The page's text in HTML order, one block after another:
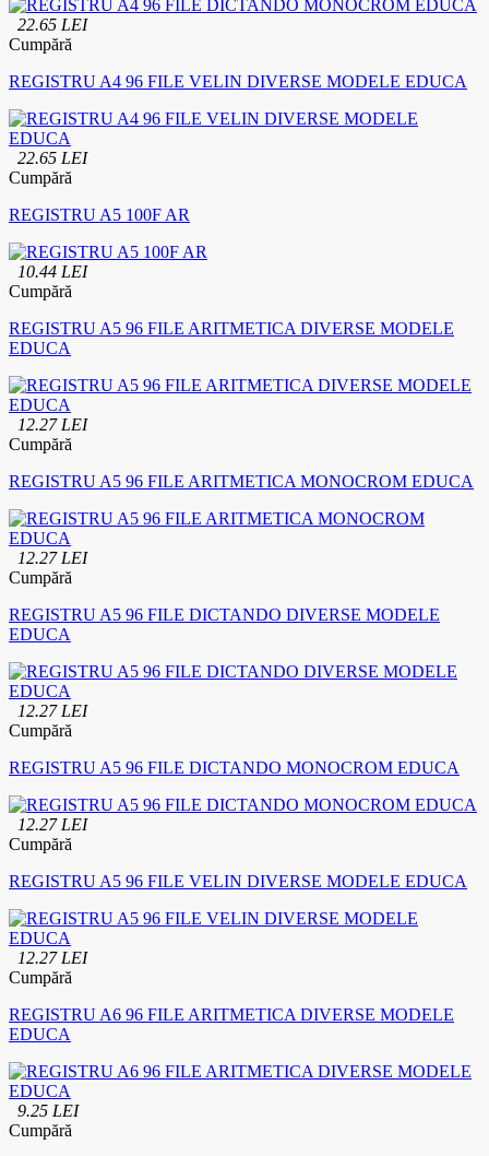
22.65 LEI
Cumpără
REGISTRU A4 96 FILE VELIN DIVERSE MODELE EDUCA
22.65 LEI
Cumpără
REGISTRU A5 100F AR
10.44 LEI
Cumpără
REGISTRU A5 96 FILE ARITMETICA DIVERSE MODELE
EDUCA
12.27 LEI
Cumpără
REGISTRU A5 96 FILE ARITMETICA MONOCROM EDUCA
12.27 LEI
Cumpără
REGISTRU A5 96 FILE DICTANDO DIVERSE MODELE
EDUCA
12.27 LEI
Cumpără
REGISTRU A5 96 FILE DICTANDO MONOCROM EDUCA
12.27 LEI
Cumpără
REGISTRU A5 96 FILE VELIN DIVERSE MODELE EDUCA
12.27 LEI
Cumpără
REGISTRU A6 96 FILE ARITMETICA DIVERSE MODELE
EDUCA
9.25 LEI
Cumpără